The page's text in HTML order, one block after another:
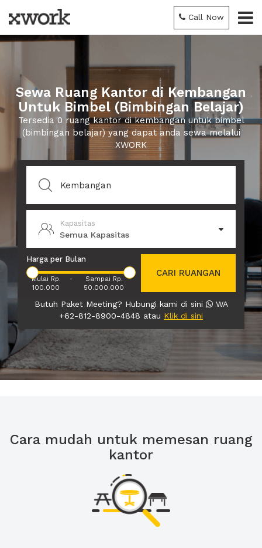
Call Now
Sewa Ruang Kantor di Kembangan
Untuk Bimbel (Bimbingan Belajar)
Tersedia 0 ruang kantor di kembangan untuk bimbel
(bimbingan belajar) yang dapat anda sewa melalui
XWORK
Kapasitas
Semua Kapasitas
Harga per Bulan
Mulai Rp.
100.000
-
Sampai Rp.
50.000.000
CARI RUANGAN
Butuh Paket Meeting? Hubungi kami di sini
WA
+62-812-8900-4848 atau Klik di sini
Cara mudah untuk memesan ruang
kantor